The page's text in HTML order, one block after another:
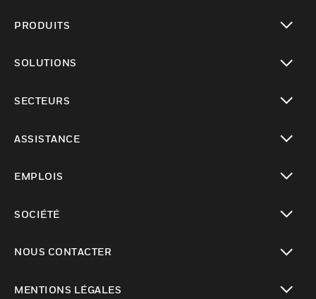
PRODUITS
SOLUTIONS
SECTEURS
ASSISTANCE
EMPLOIS
SOCIÉTÉ
NOUS CONTACTER
MENTIONS LÉGALES